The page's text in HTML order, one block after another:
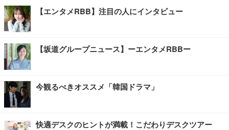
【エンタメRBB】注目の人にインタビュー
【坂道グループニュース】ーエンタメRBBー
今観るべきオススメ「韓国ドラマ」
快適デスクのヒントが満載！こだわりデスクツアー